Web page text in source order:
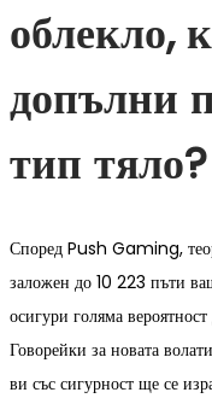
облекло,
допълни
тип тяло?
Според Push Gaming,
заложен до 10 223 пъти
осигури голяма
Говорейки за новата
ви със сигурност ще се